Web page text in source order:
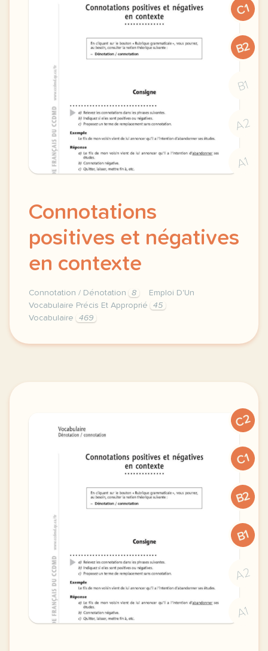
C1
B2
B1
A2
A1
Connotations
positives et négatives
en contexte
Connotation / Dénotation 8
Emploi D'Un
Vocabulaire Précis Et Approprié
45
Vocabulaire
469
connotations positives et negatives vocabulaire
C2
C1
B2
B1
A2
A1